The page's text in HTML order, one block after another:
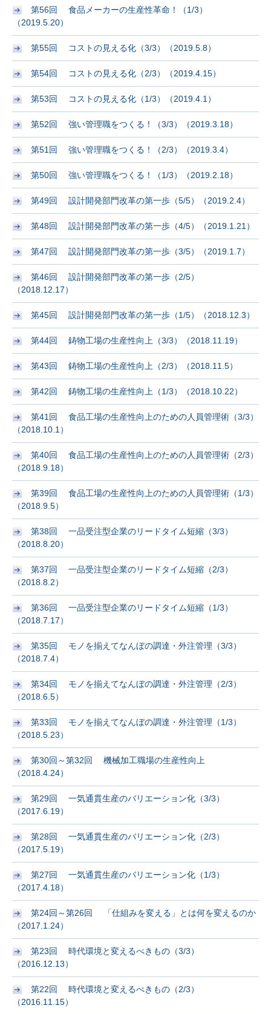
第56回 食品メーカーの生産性革命！（1/3）
（2019.5.20）
第55回 コストの見える化（3/3）（2019.5.8）
第54回 コストの見える化（2/3）（2019.4.15）
第53回 コストの見える化（1/3）（2019.4.1）
第52回 強い管理職をつくる！（3/3）（2019.3.18）
第51回 強い管理職をつくる！（2/3）（2019.3.4）
第50回 強い管理職をつくる！（1/3）（2019.2.18）
第49回 設計開発部門改革の第一歩（5/5）（2019.2.4）
第48回 設計開発部門改革の第一歩（4/5）（2019.1.21）
第47回 設計開発部門改革の第一歩（3/5）（2019.1.7）
第46回 設計開発部門改革の第一歩（2/5）
（2018.12.17）
第45回 設計開発部門改革の第一歩（1/5）（2018.12.3）
第44回 鋳物工場の生産性向上（3/3）（2018.11.19）
第43回 鋳物工場の生産性向上（2/3）（2018.11.5）
第42回 鋳物工場の生産性向上（1/3）（2018.10.22）
第41回 食品工場の生産性向上のための人員管理術（3/3）
（2018.10.1）
第40回 食品工場の生産性向上のための人員管理術（2/3）
（2018.9.18）
第39回 食品工場の生産性向上のための人員管理術（1/3）
（2018.9.5）
第38回 一品受注型企業のリードタイム短縮（3/3）
（2018.8.20）
第37回 一品受注型企業のリードタイム短縮（2/3）
（2018.8.2）
第36回 一品受注型企業のリードタイム短縮（1/3）
（2018.7.17）
第35回 モノを揃えてなんぼの調達・外注管理（3/3）
（2018.7.4）
第34回 モノを揃えてなんぼの調達・外注管理（2/3）
（2018.6.5）
第33回 モノを揃えてなんぼの調達・外注管理（1/3）
（2018.5.23）
第30回～第32回 機械加工職場の生産性向上
（2018.4.24）
第29回 一気通貫生産のバリエーション化（3/3）
（2017.6.19）
第28回 一気通貫生産のバリエーション化（2/3）
（2017.5.19）
第27回 一気通貫生産のバリエーション化（1/3）
（2017.4.18）
第24回～第26回 「仕組みを変える」とは何を変えるのか
（2017.1.24）
第23回 時代環境と変えるべきもの（3/3）
（2016.12.13）
第22回 時代環境と変えるべきもの（2/3）
（2016.11.15）